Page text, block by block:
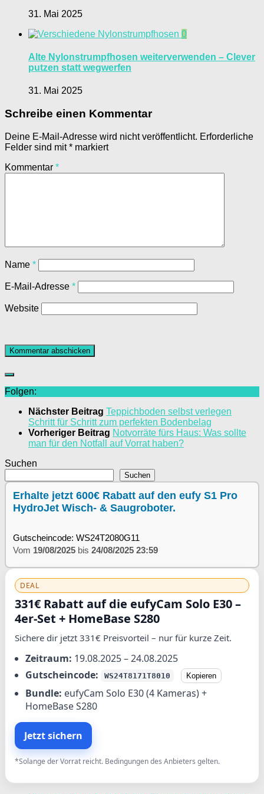
31. Mai 2025
0
Alte Nylonstrumpfhosen weiterverwenden – Clever
putzen statt wegwerfen
31. Mai 2025
Schreibe einen Kommentar
Deine E-Mail-Adresse wird nicht veröffentlicht. Erforderliche
Felder sind mit* markiert
Kommentar *
Name *
E-Mail-Adresse *
Website
Folgen:
Nächster Beitrag Teppichboden selbst verlegen
Schritt für Schritt zum perfekten Bodenbelag
Vorheriger Beitrag Notvorräte fürs Haus: Was sollte
man für den Notfall auf Vorrat haben?
Suchen
Suchen
Erhalte jetzt 600€ Rabatt auf den eufy S1 Pro
HydroJet Wisch- & Saugroboter.
Gutscheincode: WS24T2080G11
Vom 19/08/2025 bis 24/08/2025 23:59
DEAL
331€ Rabatt auf die eufyCam Solo E30 –
4er-Set + HomeBase S280
Sichere dir jetzt 331€ Preisvorteil – nur für kurze Zeit.
Zeitraum: 19.08.2025 – 24.08.2025
Gutscheincode:
WS24T8171T8010 Kopieren
Bundle: eufyCam Solo E30 (4 Kameras) +
HomeBase S280
Jetzt sichern
*Solange der Vorrat reicht. Bedingungen des Anbieters gelten.